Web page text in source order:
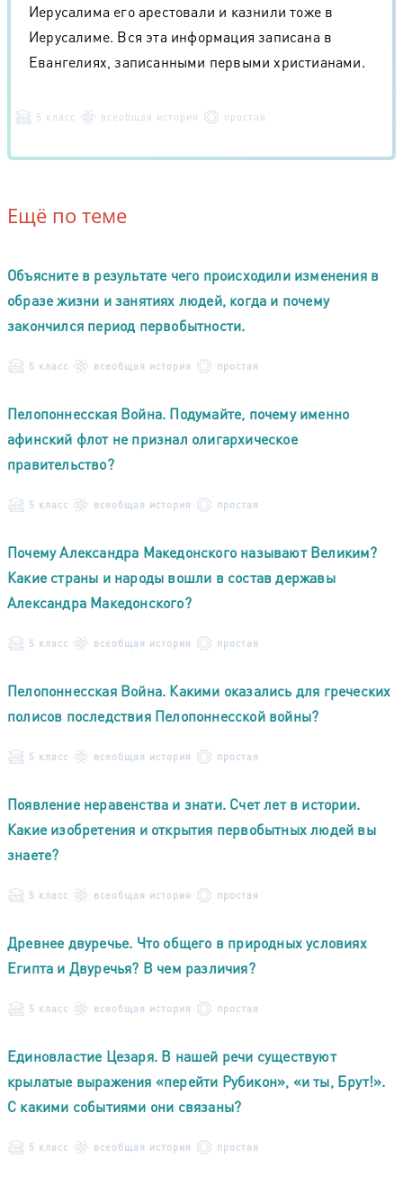
Иерусалима его арестовали и казнили тоже в
Иерусалиме. Вся эта информация записана в
Евангелиях, записанными первыми христианами.
5 класс всеобщая история простая
Ещё по теме
Объясните в результате чего происходили изменения в
образе жизни и занятиях людей, когда и почему
закончился период первобытности.
5 класс всеобщая история простая
Пелопоннесская Война. Подумайте, почему именно
афинский флот не признал олигархическое
правительство?
5 класс всеобщая история простая
Почему Александра Македонского называют Великим?
Какие страны и народы вошли в состав державы
Александра Македонского?
5 класс всеобщая история простая
Пелопоннесская Война. Какими оказались для греческих
полисов последствия Пелопоннесской войны?
5 класс всеобщая история простая
Появление неравенства и знати. Счет лет в истории.
Какие изобретения и открытия первобытных людей вы
знаете?
5 класс всеобщая история простая
Древнее двуречье. Что общего в природных условиях
Египта и Двуречья? В чем различия?
5 класс всеобщая история простая
Единовластие Цезаря. В нашей речи существуют
крылатые выражения «перейти Рубикон», «и ты, Брут!».
С какими событиями они связаны?
5 класс всеобщая история простая